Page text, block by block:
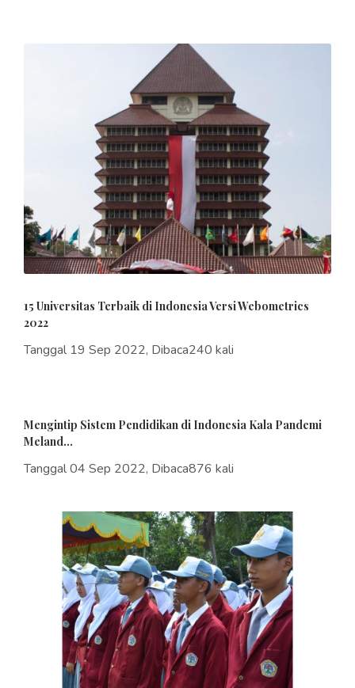
15 Universitas Terbaik di Indonesia Versi Webometrics
2022
Tanggal 19 Sep 2022, Dibaca240 kali
Mengintip Sistem Pendidikan di Indonesia Kala Pandemi
Meland...
Tanggal 04 Sep 2022, Dibaca876 kali